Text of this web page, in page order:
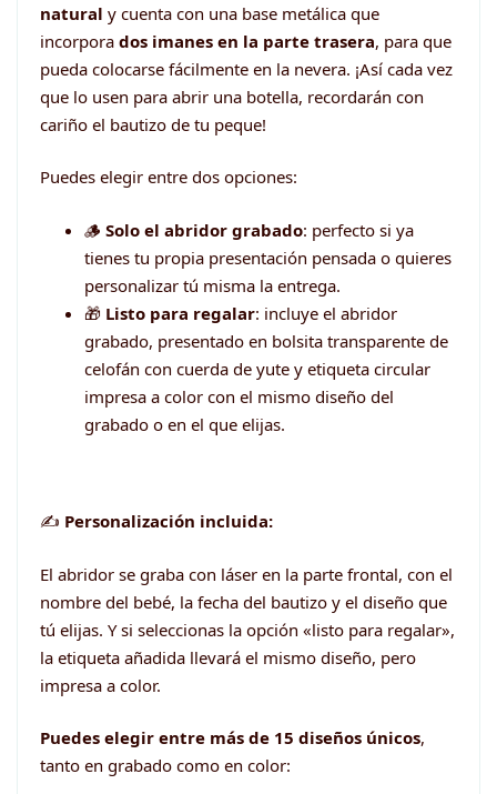
natural y cuenta con una base metálica que
incorpora dos imanes en la parte trasera, para que
pueda colocarse fácilmente en la nevera. ¡Así cada vez
que lo usen para abrir una botella, recordarán con
cariño el bautizo de tu peque!
Puedes elegir entre dos opciones:
🪵 Solo el abridor grabado: perfecto si ya
tienes tu propia presentación pensada o quieres
personalizar tú misma la entrega.
🎁 Listo para regalar: incluye el abridor
grabado, presentado en bolsita transparente de
celofán con cuerda de yute y etiqueta circular
impresa a color con el mismo diseño del
grabado o en el que elijas.
✍️ Personalización incluida:
El abridor se graba con láser en la parte frontal, con el
nombre del bebé, la fecha del bautizo y el diseño que
tú elijas. Y si seleccionas la opción «listo para regalar»,
la etiqueta añadida llevará el mismo diseño, pero
impresa a color.
Puedes elegir entre más de 15 diseños únicos,
tanto en grabado como en color: